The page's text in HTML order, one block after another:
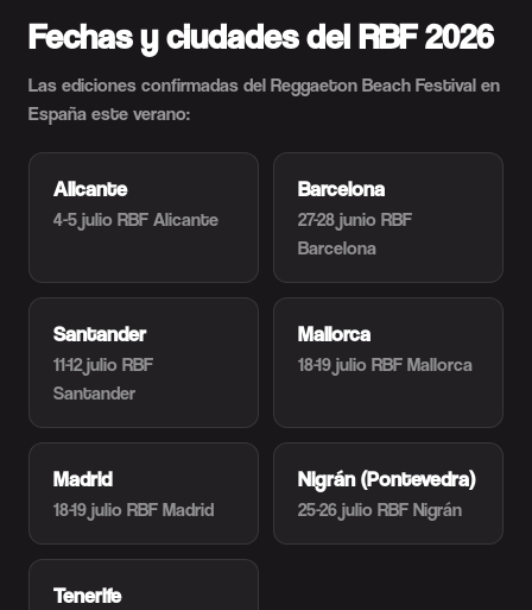
Fechas y ciudades del RBF 2026
Las ediciones confirmadas del Reggaeton Beach Festival en
España este verano:
Alicante
4-5 julio RBF Alicante
Barcelona
27-28 junio RBF
Barcelona
Santander
11-12 julio RBF
Santander
Mallorca
18-19 julio RBF Mallorca
Madrid
18-19 julio RBF Madrid
Nigrán (Pontevedra)
25-26 julio RBF Nigrán
Tenerife